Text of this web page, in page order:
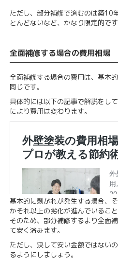
ただし、部分補修で済むのは築10
とんどないなど、かなり限定的です
全面補修する場合の費用相場
全面補修する場合の費用は、基本
同じです。
具体的には以下の記事で解説をし
により費用は変わります。
基本的に剥がれが発生する場合、
かそれ以上の劣化が進んでいること
そのため、部分補修するより全面
て安く済みます。
ただし、決して安い金額ではない
るようにしましょう。